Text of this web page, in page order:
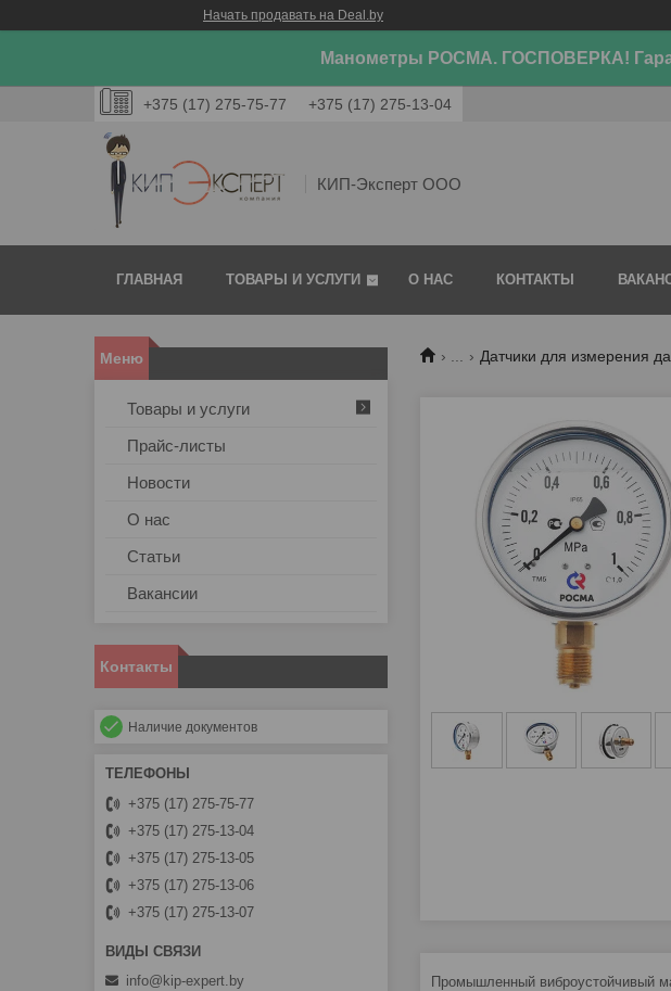
Начать продавать на Deal.by
Манометры РОСМА. ГОСПОВЕРКА!
+375 (17) 275-75-77 +375 (17) 275-13-04
КИП-Эксперт ООО
ГЛАВНАЯ ТОВАРЫ И УСЛУГИ О НАС КОНТАКТЫ
... Датчики для измерения
Промышленный виброустойчивый
Товары и услуги
Прайс-листы
Новости
О нас
Статьи
Вакансии
Контакты
Наличие документов
+375 (17) 275-75-77
+375 (17) 275-13-04
+375 (17) 275-13-05
+375 (17) 275-13-06
+375 (17) 275-13-07
info@kip-expert.by